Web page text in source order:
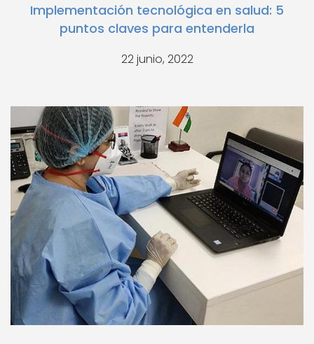
Implementación tecnológica en salud: 5
puntos claves para entenderla
22 junio, 2022